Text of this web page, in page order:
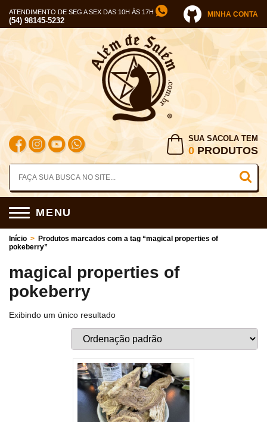
ATENDIMENTO DE SEG A SEX DAS 10H ÀS 17H
(54) 98145-5232
MINHA CONTA
SUA SACOLA TEM
0 PRODUTOS
MENU
Início > Produtos marcados com a tag “magical properties of
pokeberry”
magical properties of
pokeberry
Exibindo um único resultado